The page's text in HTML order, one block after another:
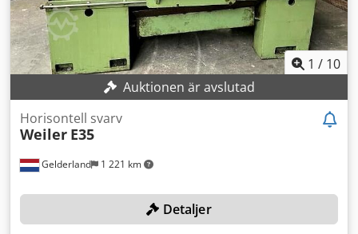
1 / 10
Auktionen är avslutad
Gelderland 1 221 km
Horisontell svarv
Weiler E35
Detaljer